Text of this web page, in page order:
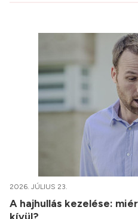
2026. JÚLIUS 23.
A hajhullás kezelése: